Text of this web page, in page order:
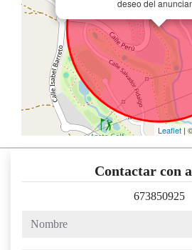
deseo del
Leaflet |
Contactar con
673850925
nombre